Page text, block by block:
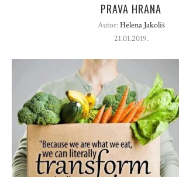
PRAVA HRANA
Autor:Helena Jakoliš
21.01.2019.